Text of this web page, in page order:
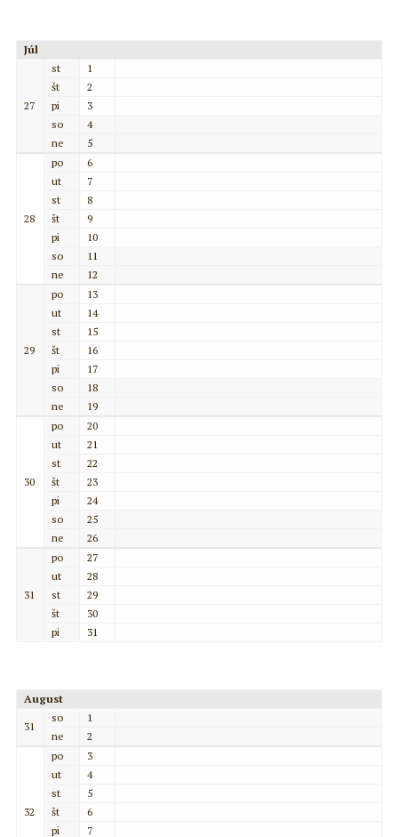
Júl
27
st
1
št
2
pi
3
so
4
ne
5
28
po
6
ut
7
st
8
št
9
pi
10
so
11
ne
12
29
po
13
ut
14
st
15
št
16
pi
17
so
18
ne
19
30
po
20
ut
21
st
22
št
23
pi
24
so
25
ne
26
31
po
27
ut
28
st
29
št
30
pi
31
August
31
so
1
ne
2
32
po
3
ut
4
st
5
št
6
pi
7